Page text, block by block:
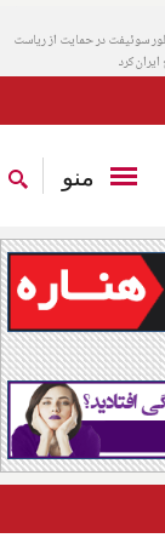
سوئیفت در حمایت از ریاست
کرد
منو